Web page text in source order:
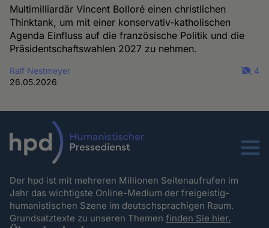
Multimilliardär Vincent Bolloré einen christlichen
Thinktank, um mit einer konservativ-katholischen
Agenda Einfluss auf die französische Politik und die
Präsidentschaftswahlen 2027 zu nehmen.
Ralf Nestmeyer
26.05.2026
4
Menu
Der hpd ist mit mehreren Millionen Seitenaufrufen im
Jahr das wichtigste Online-Medium der freigeistig-
humanistischen Szene im deutschsprachigen Raum.
Grundsatztexte zu unseren Themenfinden Sie hier.